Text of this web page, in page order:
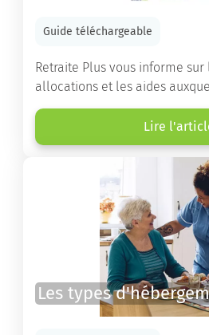
Guide téléchargeable
Retraite Plus vous informe
allocations et les aides
âgées ont droit pour financer
de retraite ou un maintien à
Lire
Les types